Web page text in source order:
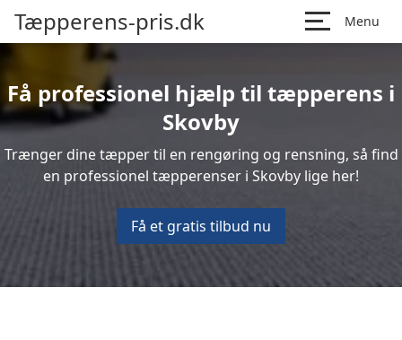
Tæpperens-pris.dk Menu
Få professionel hjælp til tæpperens i
Skovby
Trænger dine tæpper til en rengøring og rensning, så find
en professionel tæpperenser i Skovby lige her!
Få et gratis tilbud nu